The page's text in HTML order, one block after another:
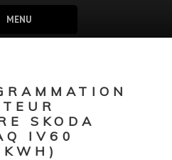
MENU
SKODA
IV60